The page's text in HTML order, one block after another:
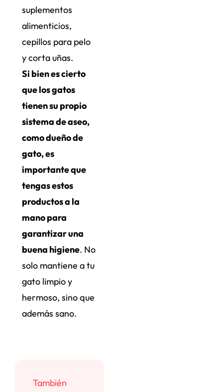
suplementos
alimenticios,
cepillos para pelo
y corta uñas.
Si bien es cierto
que los gatos
tienen su propio
sistema de aseo,
como dueño de
gato, es
importante que
tengas estos
productos a la
mano para
garantizar una
buena higiene. No
solo mantiene a tu
gato limpio y
hermoso, sino que
además sano.
También